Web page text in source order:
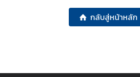
กิ
กลับสู่หน้าหลัก